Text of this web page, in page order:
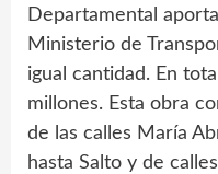
Departamental
Ministerio de
igual cantidad. En
millones. Esta obra
de las calles María
hasta Salto y de